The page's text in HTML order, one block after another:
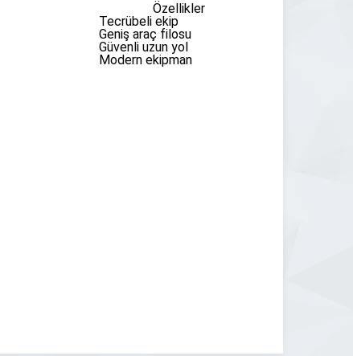
Özellikler
Tecrübeli ekip
Geniş araç filosu
Güvenli uzun yol
Modern ekipman